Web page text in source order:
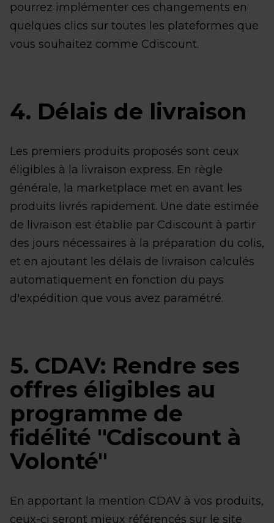
pourrez implémenter ces changements en
quelques clics sur toutes les plateformes que
vous souhaitez comme Cdiscount.
4. Délais de livraison
Les premiers produits proposés sont ceux
éligibles à la livraison express. En règle
générale, la marketplace met en avant les
produits livrés rapidement. Une date estimée
de livraison est établie par Cdiscount à partir
des jours nécessaires à la préparation du colis,
et en ajoutant les délais de livraison calculés
automatiquement en fonction du pays
d'expédition que vous avez paramétré.
5. CDAV: Rendre ses
offres éligibles au
programme de
fidélité "Cdiscount à
Volonté"
En apportant la mention CDAV à vos produits,
ceux-ci seront mieux référencés sur le site